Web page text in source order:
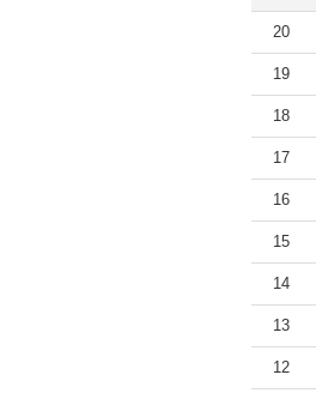
20
19
18
17
16
15
14
13
12